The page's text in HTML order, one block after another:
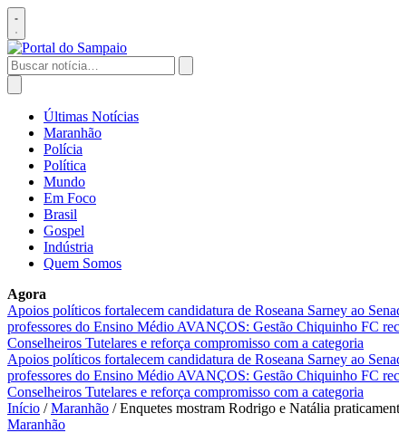
Pular
para
o
conteúdo
Abrir
menu
Buscar
por:
Abrir
buscaÚltimas Notícias
Maranhão
Polícia
Política
Mundo
Em Foco
Brasil
Gospel
Indústria
Quem Somos
Agora
Apoios políticos fortalecem candidatura de Roseana Sarney ao
professores do Ensino Médio AVANÇOS: Gestão Chiquinho FC
Conselheiros Tutelares e reforça compromisso com a categoria
Apoios políticos fortalecem candidatura de Roseana Sarney ao
professores do Ensino Médio AVANÇOS: Gestão Chiquinho FC
Conselheiros Tutelares e reforça compromisso com a categoria
Início / Maranhão / Enquetes mostram Rodrigo e Natália
Maranhão